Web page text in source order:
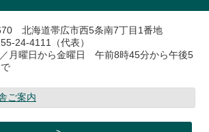
北海道帯広市西5条南7丁目1番地
24-4111（代表）
月曜日から金曜日 午前8時45分から午後5
ご案内